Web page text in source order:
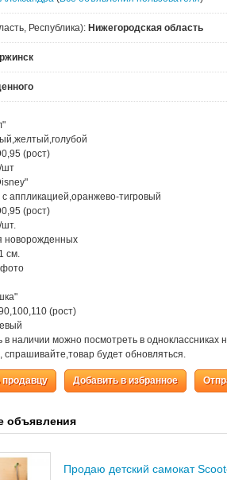
Республика): Нижегородская область
(рост)
шт
аппликацией,оранжево-тигровый
(рост)
шт.
новорожденных
см.
фото
(рост)
в наличии можно посмотреть в
спрашивайте,товар будет обновляться.
продавцу Добавить в избранное
объявления
Продаю детский самокат